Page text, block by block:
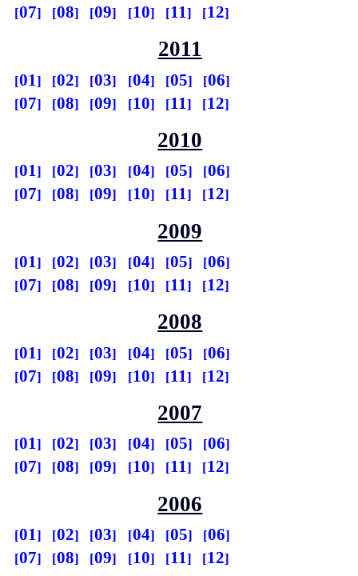
07
08 09 10 11 12
2011
01 02 03 04 05
06
07
08 09 10 11 12
2010
01 02 03 04 05
06
07
08 09 10 11 12
2009
01 02 03 04 05
06
07
08 09 10 11 12
2008
01 02 03 04 05
06
07
08 09 10 11 12
2007
01 02 03 04 05
06
07
08 09 10 11 12
2006
01 02 03 04 05
06
07
08 09 10 11 12